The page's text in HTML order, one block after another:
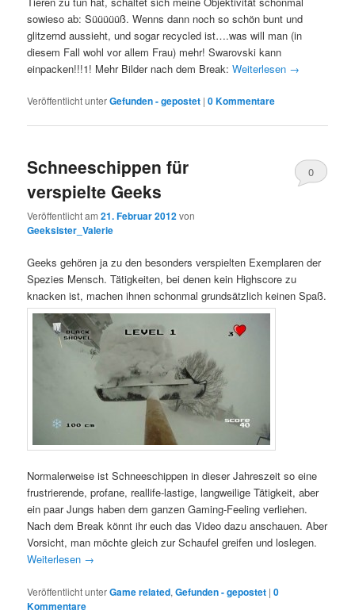
sowieso ab: Süüüüüß. Wenns dann noch so schön bunt und
glitzernd aussieht, und sogar recycled ist….was will man (in
diesem Fall wohl vor allem Frau) mehr! Swarovski kann
einpacken!!!1! Mehr Bilder nach dem Break:Weiterlesen →
Veröffentlicht unterGefunden - gepostet |0 Kommentare
Schneeschippen für
verspielte Geeks
Veröffentlicht am21. Februar 2012von
Geeksister_Valerie
0
Geeks gehören ja zu den besonders verspielten Exemplaren der
Spezies Mensch. Tätigkeiten, bei denen kein Highscore zu
knacken ist, machen ihnen schonmal grundsätzlich keinen Spaß.
Normalerweise ist Schneeschippen in dieser Jahreszeit so eine
frustrierende, profane, reallife-lastige, langweilige Tätigkeit, aber
ein paar Jungs haben dem ganzen Gaming-Feeling verliehen.
Nach dem Break könnt ihr euch das Video dazu anschauen. Aber
Vorsicht, man möchte gleich zur Schaufel greifen und loslegen.
Weiterlesen →
Veröffentlicht unterGame related,Gefunden - gepostet |0
Kommentare